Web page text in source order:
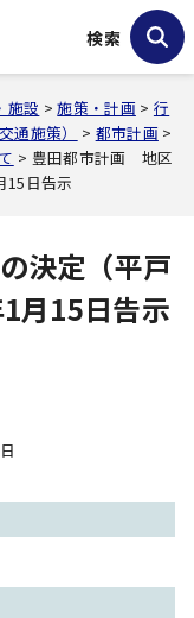
検索
施設 >施策・計画> 行
通施策） > 都市計画>
> 豊田都市計画 地区
日告示
決定（平戸
月15日告示